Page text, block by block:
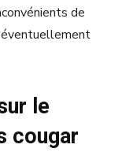
de
le
cougar